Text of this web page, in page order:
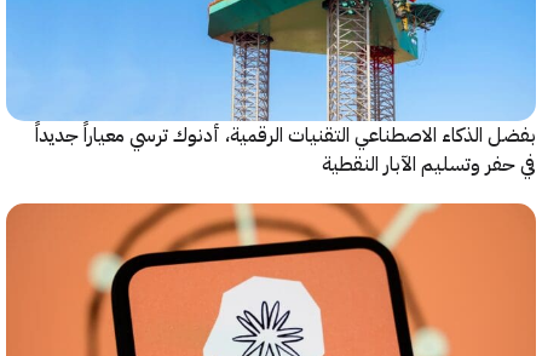
الاصطناعي التقنيات الرقمية، أدنوك ترسي معياراً جديداً
وتسليم الآبار النقطية